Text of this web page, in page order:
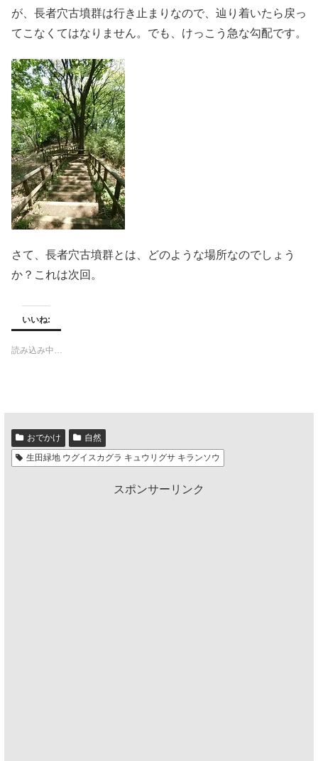
が、長者穴古墳群は行き止まりなので、辿り着いたら戻っ
てこなくてはなりません。でも、けっこう急な勾配です。
さて、長者穴古墳群とは、どのような場所なのでしょう
か？これは次回。
いいね:
読み込み中…
おでかけ
自然
生田緑地 ウグイスカグラ キュウリグサ キランソウ
スポンサーリンク